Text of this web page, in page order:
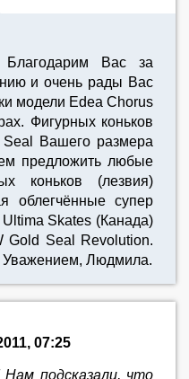
Вас за
и очень рады Вас
модели Edea Chorus
Фигурных коньков
Вашего размера
предложить любые
коньков (лезвия)
облегчённые супер
Skates (Канада)
Gold Seal Revolution.
Людмила.
07:25
подсказали, что